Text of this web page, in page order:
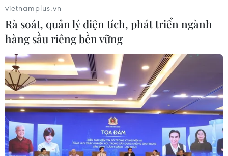
vietnamplus.vn
Rà soát, quản lý diện tích, phát triển ngành
hàng sầu riêng bền vững